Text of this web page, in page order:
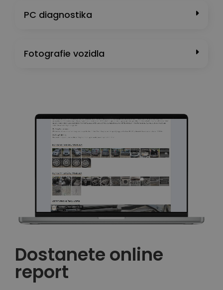
PC diagnostika
Fotografie vozidla
Dostanete online
report